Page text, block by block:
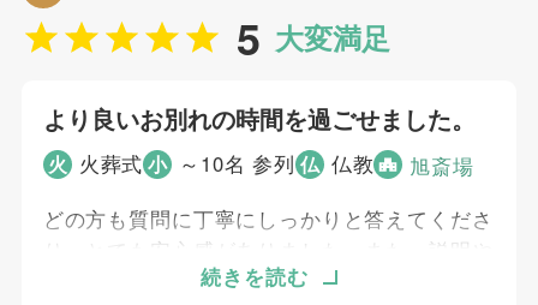
5 大変満足
より良いお別れの時間を過ごせました。
火 火葬式小 ～10名 参列 仏 仏教
旭斎場
どの方も質問に丁寧にしっかりと答えてくださ
り、とても安心感がありました。また、説明や
資料も分かりやすかったです。家族だけで気兼
続きを読む